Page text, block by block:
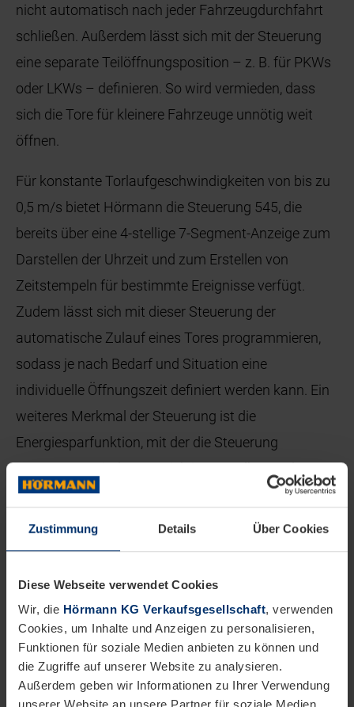
Zustimmung Details Über Cookies
Diese Webseite verwendet Cookies
Wir, die Hörmann KG Verkaufsgesellschaft, verwenden
Cookies, um Inhalte und Anzeigen zu personalisieren,
Funktionen für soziale Medien anbieten zu können und
die Zugriffe auf unserer Website zu analysieren.
Außerdem geben wir Informationen zu Ihrer Verwendung
nicht automatisch nach jeder Fahrzeugdurchfahrt
schließen. Außerdem lässt sich mit der Steuerung
eine separate Teilöffnungsposition – z. B. für PKWs
oder LKWs – definieren. So wird vermieden, dass
sich die Tore für kleinere Fahrzeuge unnötig weit
öffnen.
Für konstante Torlaufgeschwindigkeiten von bis zu
0,5 m/s bietet Hörmann die Steuerung 545, die
bereits über eine 4-stellige 7-Segment-Anzeige zum
Darstellen der Uhrzeit und zum Erstellen von
Zeitstempeln für bestimmte Ereignisse verfügt.
Zudem lässt sich mit dieser Steuerung der
automatische Zulauf eines Tores programmieren,
sodass je nach Bedarf und Situation eine
individuelle Öffnungszeit definiert werden kann. Ein
weiteres Merkmal der Steuerung ist die
Energiesparfunktion, mit der die Steuerung
zusammen mit dem Antrieb im Standby-Modus
weniger als 2 Watt Leistung verbraucht.
Die neue Generation der Hörmann Industrie-
Sektionaltore lässt sich erstmals auch in digitale
Service- und Fernwartungskonzepte integrieren. Die
neuen Steuerungen 545 und 560 verfügen
standardmäßig über einen Bluetooth Empfänger. In